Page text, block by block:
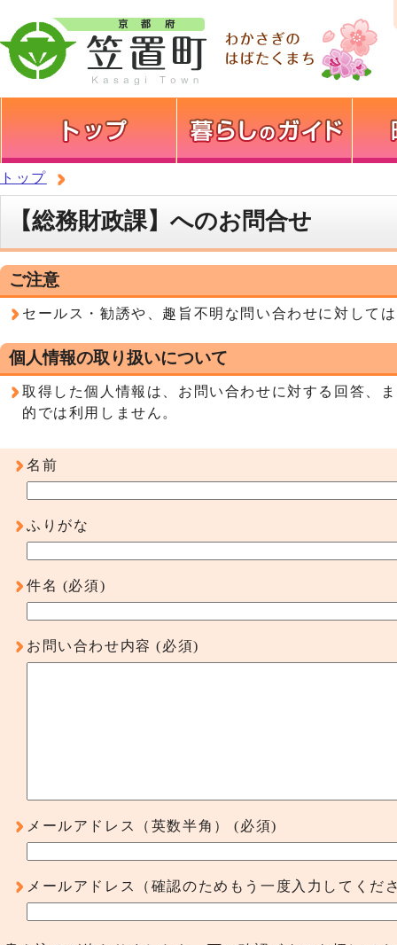
トップ
【総務財政課】へのお問合せ
ご注意
セールス・勧誘や、趣旨不明な問い合わせに対して
個人情報の取り扱いについて
取得した個人情報は、お問い合わせに対する回答、
的では利用しません。
名前
ふりがな
件名 (必須)
お問い合わせ内容 (必須)
メールアドレス（英数半角） (必須)
メールアドレス（確認のためもう一度入力してくだ